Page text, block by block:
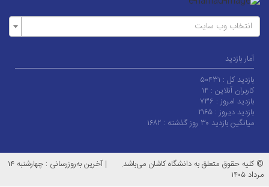
انتخاب وب سایت
آمار بازدید
بازدید کل : ۵۰۴۳۱
کاربران آنلاین : ۱۴
بازدید امروز : ۷۳۶
بازدید دیروز : ۲۱۶۵
میانگین بازدید ۳۰ روز گذشته :
۱۶۸۲
© کلیه حقوق متعلق به دانشگاه کاشان می‌باشد. |
آخرین به‌روزرسانی : چهارشنبه ۱۴
مرداد ۱۴۰۵